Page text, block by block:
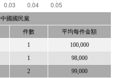
中國國民黨
件數 平均每件金額
1 100,000
1 98,000
2 99,000